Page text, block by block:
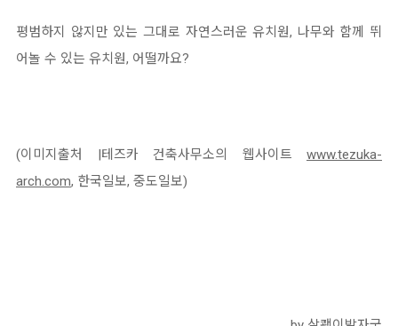
평범하지 않지만 있는 그대로 자연스러운 유치원, 나무와 함께 뛰
어놀 수 있는 유치원, 어떨까요?
(이미지출처 |테즈카 건축사무소의 웹사이트 www.tezuka-
arch.com, 한국일보, 중도일보)